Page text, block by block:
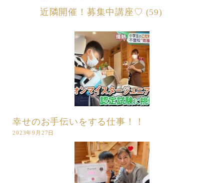
近隣開催！募集中講座♡ (59)
幸せのお手伝いをする仕事！！
2023年9月27日